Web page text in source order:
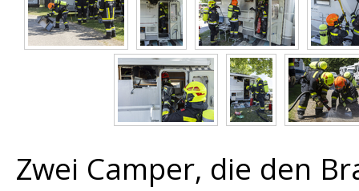
Zwei Camper, die den